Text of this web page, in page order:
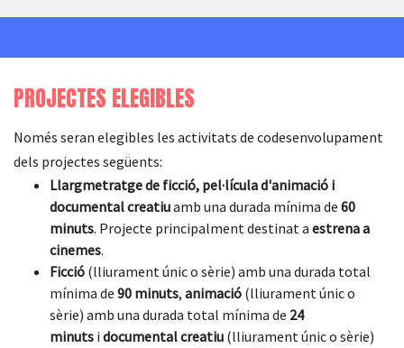
PROJECTES ELEGIBLES
Només seran elegibles les activitats de codesenvolupament
dels projectes següents:
Llargmetratge de ficció, pel·lícula d'animació i
documental creatiuamb una durada mínima de 60
minuts. Projecte principalment destinat a estrena a
cinemes.
Ficció (lliurament únic o sèrie) amb una durada total
mínima de 90 minuts, animació (lliurament únic o
sèrie) amb una durada total mínima de 24
minuts i documental creatiu (lliurament únic o sèrie)